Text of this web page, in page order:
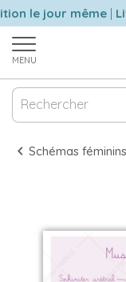
le jour même|
MENU
Schémas